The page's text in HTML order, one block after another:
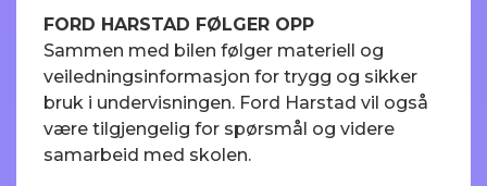
FORD HARSTAD FØLGER OPP
Sammen med bilen følger materiell og
veiledningsinformasjon for trygg og sikker
bruk i undervisningen. Ford Harstad vil også
være tilgjengelig for spørsmål og videre
samarbeid med skolen.